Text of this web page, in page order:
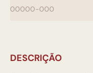
DESCRIÇÃO